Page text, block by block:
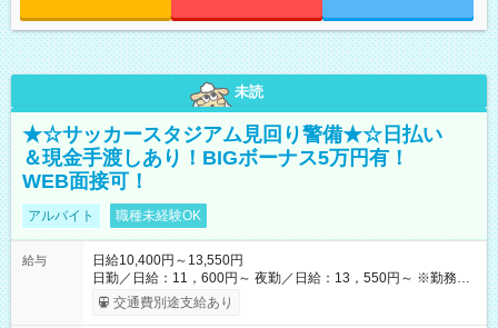
未読
★☆サッカースタジアム見回り警備★☆日払い
＆現金手渡しあり！BIGボーナス5万円有！
WEB面接可！
アルバイト 職種未経験OK
給与
日給10,400円～13,550円
日勤／日給：11，600円～ 夜勤／日給：13，550円～ ※勤務数
が週2日以下の場合 日勤／日給：10，400円 夜勤／日給：12，
350円 ・－・－・ ◆交通費別途全額支給 ※規定あり ◆支払方
交通費別途支給あり